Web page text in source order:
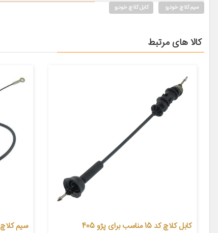
سیم کلاچ خودرو کابل کلاچ خودرو
کالا های مرتبط
کابل کلاچ کد 15 مناسب برای پژو 405
سیم کلاچ